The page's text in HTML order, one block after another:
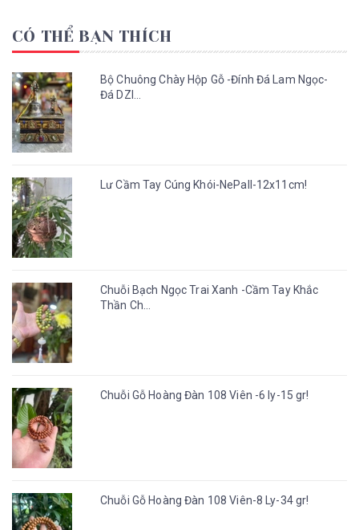
CÓ THỂ BẠN THÍCH
Bộ Chuông Chày Hộp Gỗ -Đính Đá Lam Ngọc-
Đá DZI...
Lư Cầm Tay Cúng Khói-NePall-12x11cm!
Chuỗi Bạch Ngọc Trai Xanh -Cầm Tay Khắc
Thần Ch...
Chuỗi Gỗ Hoàng Đàn 108 Viên -6 ly-15 gr!
Chuỗi Gỗ Hoàng Đàn 108 Viên-8 Ly-34 gr!